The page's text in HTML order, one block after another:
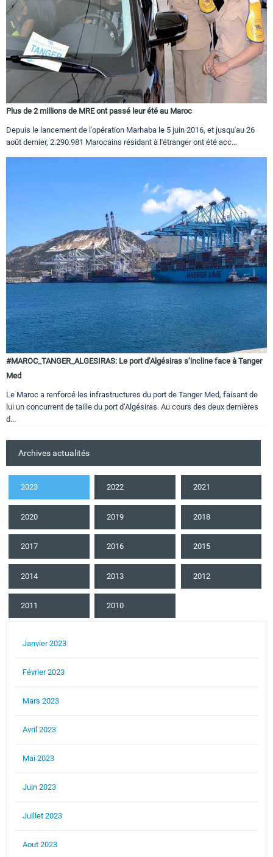
Plus de 2 millions de MRE ont passé leur été au Maroc
Depuis le lancement de l'opération Marhaba le 5 juin 2016, et jusqu'au 26
août dernier, 2.290.981 Marocains résidant à l'étranger ont été acc...
#MAROC_TANGER_ALGESIRAS: Le port d’Algésiras s’incline face à Tanger
Med
Le Maroc a renforcé les infrastructures du port de Tanger Med, faisant de
lui un concurrent de taille du port d’Algésiras. Au cours des deux dernières
d...
Archives actualités
2023 2022 2021
2020 2019 2018
2017 2016 2015
2014 2013 2012
2011 2010
Janvier 2023
Février 2023
Mars 2023
Avril 2023
Mai 2023
Juin 2023
Juillet 2023
Aout 2023